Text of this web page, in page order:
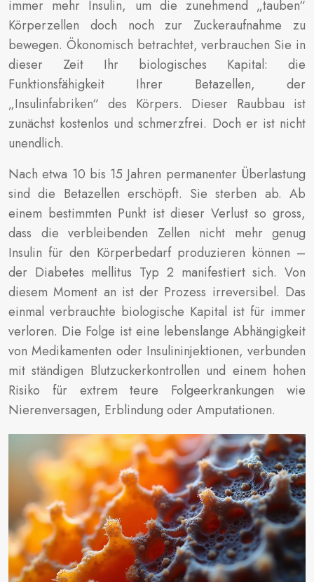
immer mehr Insulin, um die zunehmend „tauben“
Körperzellen doch noch zur Zuckeraufnahme zu
bewegen. Ökonomisch betrachtet, verbrauchen Sie in
dieser Zeit Ihr biologisches Kapital: die
Funktionsfähigkeit Ihrer Betazellen, der
„Insulinfabriken“ des Körpers. Dieser Raubbau ist
zunächst kostenlos und schmerzfrei. Doch er ist nicht
unendlich.
Nach etwa 10 bis 15 Jahren permanenter Überlastung
sind die Betazellen erschöpft. Sie sterben ab. Ab
einem bestimmten Punkt ist dieser Verlust so gross,
dass die verbleibenden Zellen nicht mehr genug
Insulin für den Körperbedarf produzieren können –
der Diabetes mellitus Typ 2 manifestiert sich. Von
diesem Moment an ist der Prozess irreversibel. Das
einmal verbrauchte biologische Kapital ist für immer
verloren. Die Folge ist eine lebenslange Abhängigkeit
von Medikamenten oder Insulininjektionen, verbunden
mit ständigen Blutzuckerkontrollen und einem hohen
Risiko für extrem teure Folgeerkrankungen wie
Nierenversagen, Erblindung oder Amputationen.